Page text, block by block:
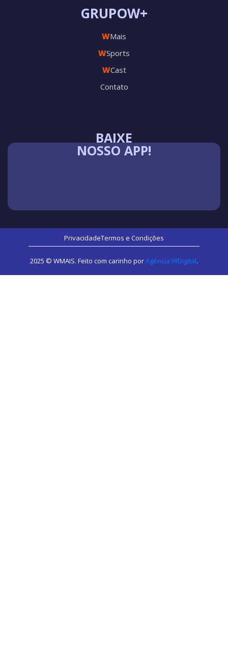
BAIXE
NOSSO APP!
GRUPOW+
WMais
WSports
WCast
Contato
PrivacidadeTermos e Condições
2025 © WMAIS. Feito com carinho porAgência WDigital.